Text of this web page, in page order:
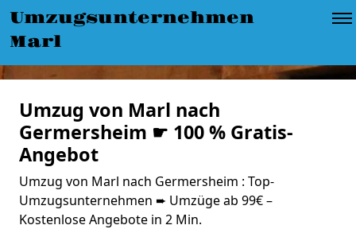
Umzugsunternehmen
Marl
Umzug von Marl nach
Germersheim ☛ 100 % Gratis-
Angebot
Umzug von Marl nach Germersheim : Top-
Umzugsunternehmen ➨ Umzüge ab 99€ –
Kostenlose Angebote in 2 Min.